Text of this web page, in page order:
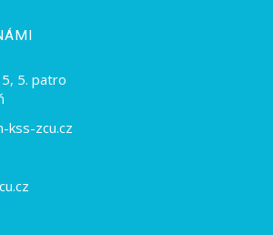
5. patro
kss-zcu.cz